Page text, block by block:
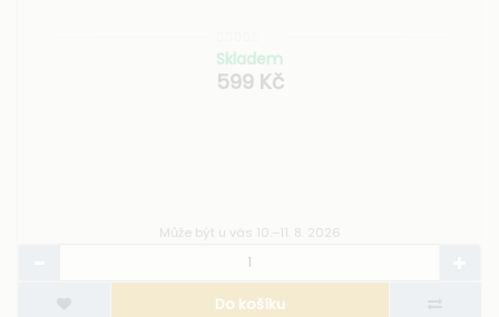
Skladem
599 Kč
Může být u vás 10.–11. 8. 2026
Do košíku